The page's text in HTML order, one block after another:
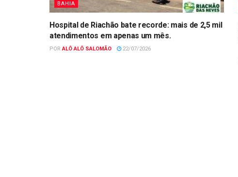
BAHIA
Hospital de Riachão bate recorde: mais de 2,5 mil
atendimentos em apenas um mês.
POR ALÔ ALÔ SALOMÃO 22/07/2026